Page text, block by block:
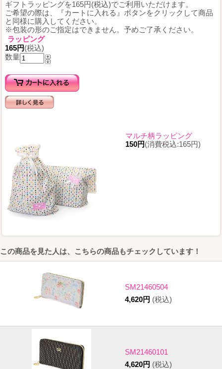
ギフトラッピングを165円(税込)でご利用いただけます。
ご希望の際は、『カートに入れる』ボタンをクリックして商品
と同様に購入してください。
※包装の形のご指定はできません。予めご了承ください。
ラッピング
165円(税込)
数量
マルチ柄ラッピング
150円(消費税込:165円)
この商品を見た人は、こちらの商品もチェックしています！
SM21460504
4,620円 (税込)
SM21460101
4,620円 (税込)